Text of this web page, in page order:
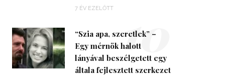
7 ÉV EZELŐTT
“Szia apa, szeretlek” –
Egy mérnök halott
lányával beszélgetett egy
általa fejlesztett szerkezet
10